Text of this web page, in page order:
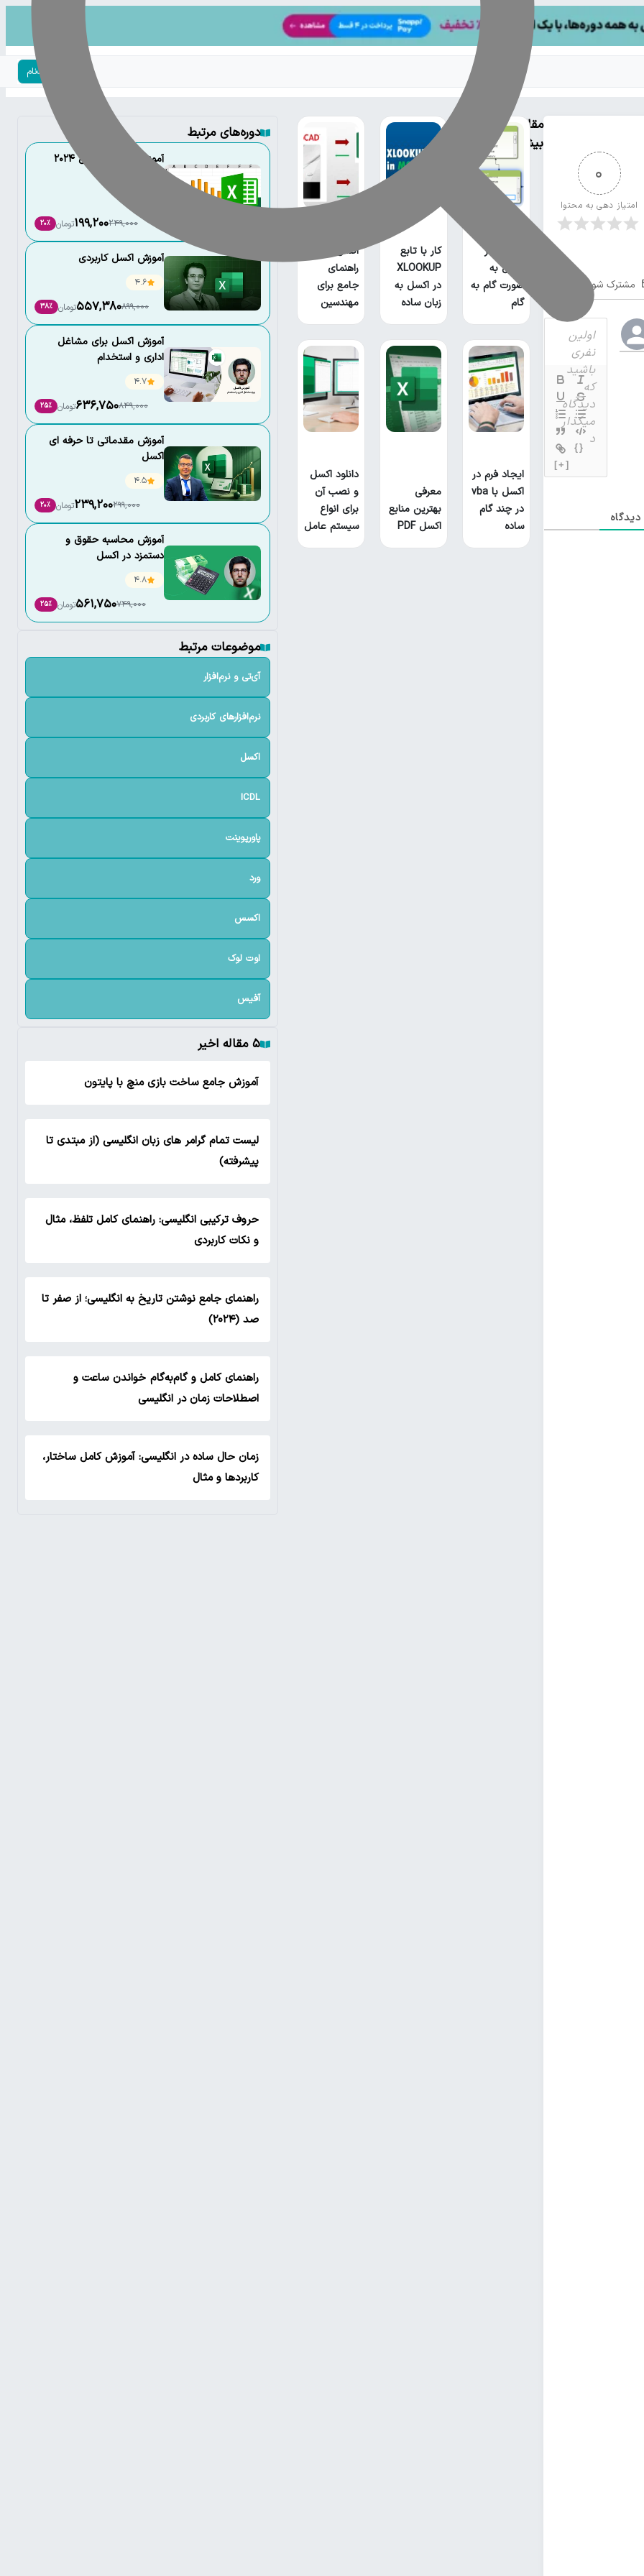
ورود | ثبت‌نام
0
امتیاز دهی به محتوا
مشترک شوید
{}
[+]
دیدگاه
مقالات
بیشتر
جداول در
اکسل به
صورت گام به
گام
کار با تابع
XLOOKUP
در اکسل به
زبان ساده
اکسل:
راهنمای
جامع برای
مهندسین
ایجاد فرم در
اکسل با vba
در چند گام
ساده
معرفی
بهترین منابع
اکسل PDF
دانلود اکسل
و نصب آن
برای انواع
سیستم عامل
دوره‌های مرتبط
آموزش کاربردی اکسل 2024
249,000
199,200تومان 20٪
آموزش اکسل کاربردی
4.6
899,000
557,380تومان 38٪
آموزش اکسل برای مشاغل
اداری و استخدام
4.7
849,000
636,750تومان 25٪
آموزش مقدماتی تا حرفه ای
اکسل
4.5
299,000
239,200تومان 20٪
آموزش محاسبه حقوق و
دستمزد در اکسل
4.8
749,000
561,750تومان 25٪
موضوعات مرتبط
آی‌تی و نرم‌افزار
نرم‌افزارهای کاربردی
اکسل
ICDL
پاورپوینت
ورد
اکسس
اوت لوک
آفیس
۵ مقاله اخیر
آموزش جامع ساخت بازی منچ با پایتون
لیست تمام گرامر های زبان انگلیسی (از مبتدی تا
پیشرفته)
حروف ترکیبی انگلیسی: راهنمای کامل تلفظ، مثال
و نکات کاربردی
راهنمای جامع نوشتن تاریخ به انگلیسی؛ از صفر تا
صد (۲۰۲۴)
راهنمای کامل و گام‌به‌گام خواندن ساعت و
اصطلاحات زمان در انگلیسی
زمان حال ساده در انگلیسی: آموزش کامل ساختار،
کاربردها و مثال